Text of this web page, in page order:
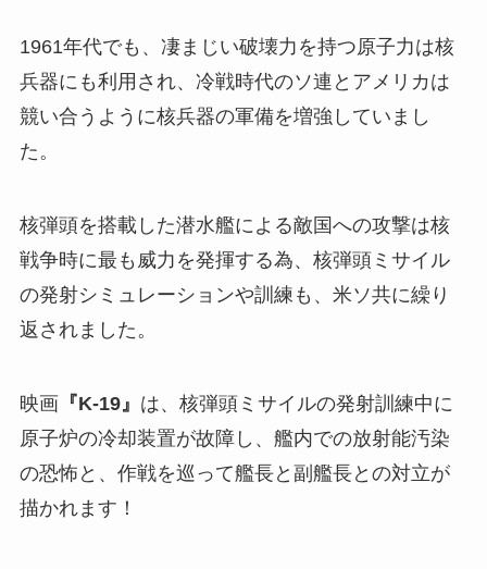
1961年代でも、凄まじい破壊力を持つ原子力は核
兵器にも利用され、冷戦時代のソ連とアメリカは
競い合うように核兵器の軍備を増強していまし
た。
核弾頭を搭載した潜水艦による敵国への攻撃は核
戦争時に最も威力を発揮する為、核弾頭ミサイル
の発射シミュレーションや訓練も、米ソ共に繰り
返されました。
映画『K-19』 は、核弾頭ミサイルの発射訓練中に
原子炉の冷却装置が故障し、艦内での放射能汚染
の恐怖と、作戦を巡って艦長と副艦長との対立が
描かれます！